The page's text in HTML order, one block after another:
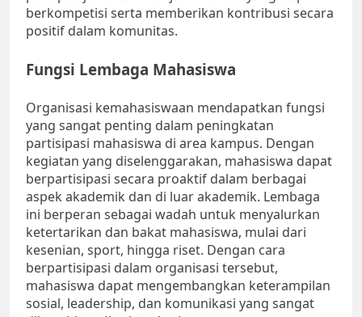
berkompetisi serta memberikan kontribusi secara
positif dalam komunitas.
Fungsi Lembaga Mahasiswa
Organisasi kemahasiswaan mendapatkan fungsi
yang sangat penting dalam peningkatan
partisipasi mahasiswa di area kampus. Dengan
kegiatan yang diselenggarakan, mahasiswa dapat
berpartisipasi secara proaktif dalam berbagai
aspek akademik dan di luar akademik. Lembaga
ini berperan sebagai wadah untuk menyalurkan
ketertarikan dan bakat mahasiswa, mulai dari
kesenian, sport, hingga riset. Dengan cara
berpartisipasi dalam organisasi tersebut,
mahasiswa dapat mengembangkan keterampilan
sosial, leadership, dan komunikasi yang sangat